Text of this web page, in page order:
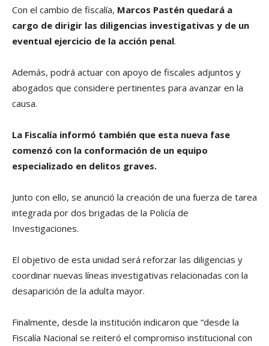
Con el cambio de fiscalía, Marcos Pastén quedará a
cargo de dirigir las diligencias investigativas y de un
eventual ejercicio de la acción penal.
Además, podrá actuar con apoyo de fiscales adjuntos y
abogados que considere pertinentes para avanzar en la
causa.
La Fiscalía informó también que esta nueva fase
comenzó con la conformación de un equipo
especializado en delitos graves.
Junto con ello, se anunció la creación de una fuerza de tarea
integrada por dos brigadas de la Policía de
Investigaciones.
El objetivo de esta unidad será reforzar las diligencias y
coordinar nuevas líneas investigativas relacionadas con la
desaparición de la adulta mayor.
Finalmente, desde la institución indicaron que “desde la
Fiscalía Nacional se reiteró el compromiso institucional con